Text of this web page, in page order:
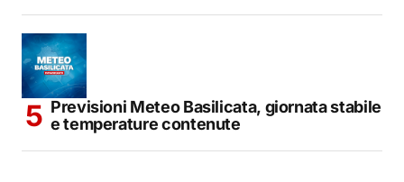
Previsioni Meteo Basilicata, giornata stabile
e temperature contenute